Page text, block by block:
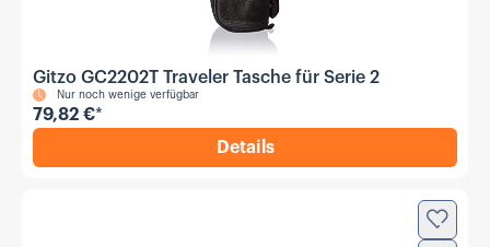
Gitzo GC2202T Traveler Tasche für Serie 2
Nur noch wenige verfügbar
79,82 €*
Details
,Gitzo GC2202T Traveler
Zur